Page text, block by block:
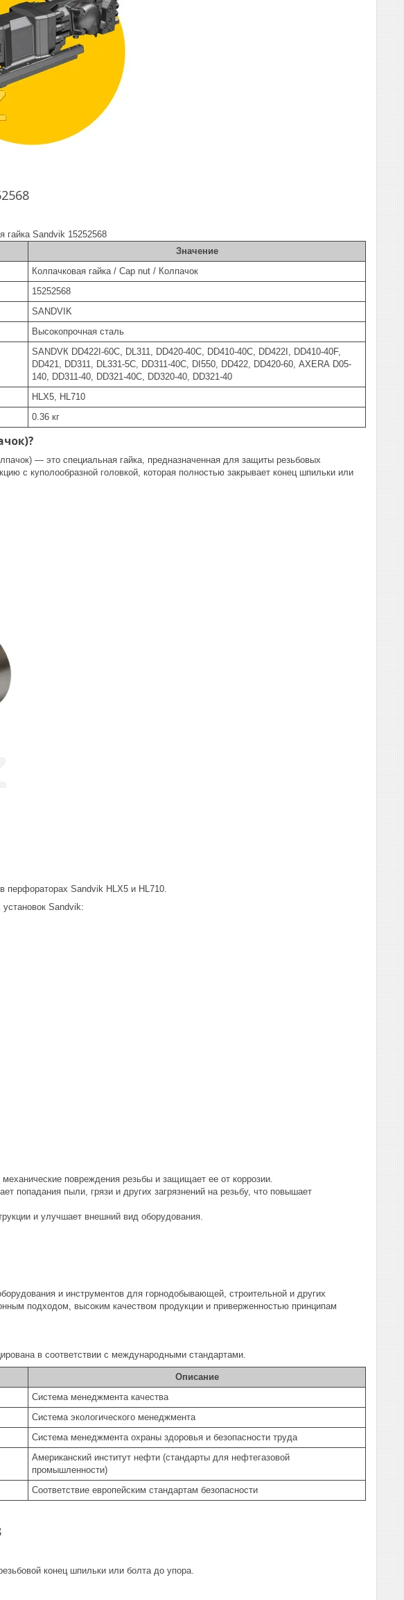
гайка Sandvik 15252568
Значение
Колпачковая гайка / Cap nut / Колпачок
15252568
SANDVIK
Высокопрочная сталь
SАNDVК DD422I-60C, DL311, DD420-40C, DD410-40C, DD422I, DD410-40F,
DD421, DD311, DL331-5C, DD311-40C, DI550, DD422, DD420-60, АХЕRА D05-
140, DD311-40, DD321-40С, DD320-40, DD321-40
HLX5, HL710
0.36 кг
— это специальная гайка, предназначенная для защиты резьбовых
с куполообразной головкой, которая полностью закрывает конец шпильки или
перфораторах Sandvik HLX5 и HL710.
Sandvik:
повреждения резьбы и защищает ее от коррозии.
попадания пыли, грязи и других загрязнений на резьбу, что повышает
и улучшает внешний вид оборудования.
и инструментов для горнодобывающей, строительной и других
подходом, высоким качеством продукции и приверженностью принципам
в соответствии с международными стандартами.
Описание
Система менеджмента качества
Система экологического менеджмента
Система менеджмента охраны здоровья и безопасности труда
Американский институт нефти (стандарты для нефтегазовой
промышленности)
Соответствие европейским стандартам безопасности
конец шпильки или болта до упора.